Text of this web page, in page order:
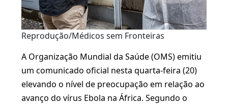
Reprodução/Médicos sem Fronteiras
A Organização Mundial da Saúde (OMS) emitiu
um comunicado oficial nesta quarta-feira (20)
elevando o nível de preocupação em relação ao
avanço do vírus Ebola na África. Segundo o